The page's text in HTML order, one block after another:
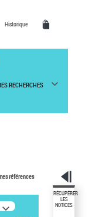
Historique
RECHERCHES
références
RÉCUPÉRER
LES
NOTICES